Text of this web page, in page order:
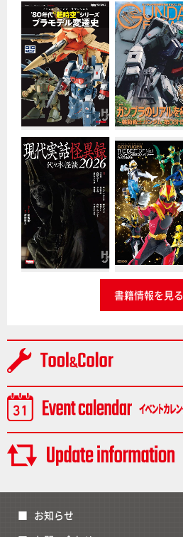
書籍情報を見る
お知らせ